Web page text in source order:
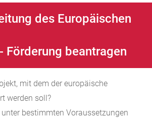
des Europäischen
Förderung beantragen
mit dem der europäische
werden soll?
unter bestimmten Voraussetzungen